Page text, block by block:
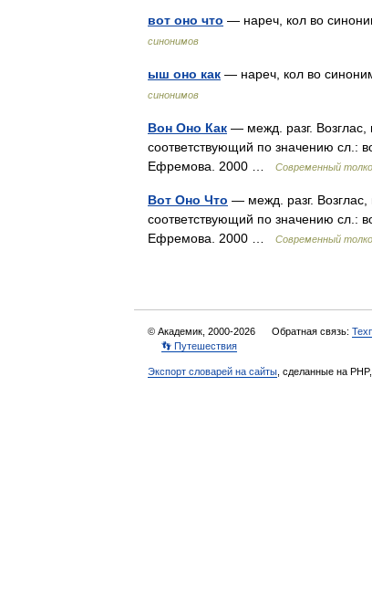
вот оно что — нареч, кол во
синонимов
ыш оно как — нареч, кол во
синонимов
Вон Оно Как — межд. разг.
соответствующий по значению сл.:
Ефремова. 2000 …
Современный
Вот Оно Что — межд. разг.
соответствующий по значению сл.:
Ефремова. 2000 …
Современный
© Академик, 2000-2026 Обратная связь:
👣 Путешествия
Экспорт словарей на сайты , сделанные на PHP,